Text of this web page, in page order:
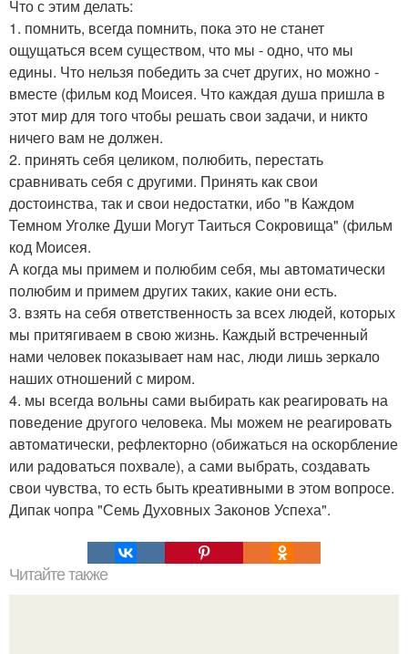
Что с этим делать:
1. помнить, всегда помнить, пока это не станет
ощущаться всем существом, что мы - одно, что мы
едины. Что нельзя победить за счет других, но можно -
вместе (фильм код Моисея. Что каждая душа пришла в
этот мир для того чтобы решать свои задачи, и никто
ничего вам не должен.
2. принять себя целиком, полюбить, перестать
сравнивать себя с другими. Принять как свои
достоинства, так и свои недостатки, ибо "в Каждом
Темном Уголке Души Могут Таиться Сокровища" (фильм
код Моисея.
А когда мы примем и полюбим себя, мы автоматически
полюбим и примем других таких, какие они есть.
3. взять на себя ответственность за всех людей, которых
мы притягиваем в свою жизнь. Каждый встреченный
нами человек показывает нам нас, люди лишь зеркало
наших отношений с миром.
4. мы всегда вольны сами выбирать как реагировать на
поведение другого человека. Мы можем не реагировать
автоматически, рефлекторно (обижаться на оскорбление
или радоваться похвале), а сами выбрать, создавать
свои чувства, то есть быть креативными в этом вопросе.
Дипак чопра "Семь Духовных Законов Успеха".
Читайте также